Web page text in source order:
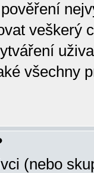
veškerý
všechny
(nebo